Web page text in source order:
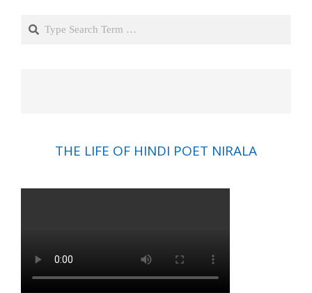
Search
THE LIFE OF HINDI POET NIRALA